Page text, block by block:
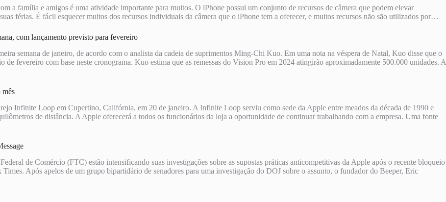
a família e amigos é uma atividade importante para muitos. O iPhone possui um conjunto de recursos de câmera que podem elevar
férias. É fácil esquecer muitos dos recursos individuais da câmera que o iPhone tem a oferecer, e muitos recursos não são utilizados por…
com lançamento previsto para fevereiro
semana de janeiro, de acordo com o analista da cadeia de suprimentos Ming-Chi Kuo. Em uma nota na véspera de Natal, Kuo disse que o
fevereiro com base neste cronograma. Kuo estima que as remessas do Vision Pro em 2024 atingirão aproximadamente 500.000 unidades. A
Infinite Loop em Cupertino, Califórnia, em 20 de janeiro. A Infinite Loop serviu como sede da Apple entre meados da década de 1990 e
de distância. A Apple oferecerá a todos os funcionários da loja a oportunidade de continuar trabalhando com a empresa. Uma fonte
de Comércio (FTC) estão intensificando suas investigações sobre as supostas práticas anticompetitivas da Apple após o recente bloqueio
Após apelos de um grupo bipartidário de senadores para uma investigação do DOJ sobre o assunto, o fundador do Beeper, Eric